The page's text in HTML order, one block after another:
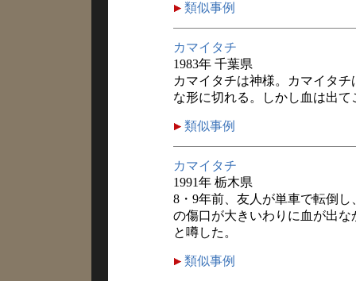
類似事例
カマイタチ
1983年 千葉県
カマイタチは神様。カマイタ
な形に切れる。しかし血は出て
類似事例
カマイタチ
1991年 栃木県
8・9年前、友人が単車で転倒
の傷口が大きいわりに血が出
と噂した。
類似事例